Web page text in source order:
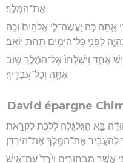
אֶת־הַמֶּֽלֶךְ׃
אָ֑תָּה כֹּ֣ה יַֽעֲשֶׂה־לִּ֤י אֱלֹהִים֙ וְכֹ֣ה
לְפָנַ֛י כָּל־הַיָּמִ֖ים תַּ֥חַת יוֹאָֽב׃
אֶחָ֑ד וַֽיִּשְׁלְחוּ֙ אֶל־הַמֶּ֔לֶךְ שׁ֥וּב
אַתָּ֖ה וְכָל־עֲבָדֶֽיךָ׃
David épargne
בָּ֣א הַגִּלְגָּ֗לָה לָלֶ֙כֶת֙ לִקְרַ֣את
אֶת־הַמֶּ֖לֶךְ אֶת־הַיַּרְדֵּֽן׃
אֲשֶׁ֖ר מִבַּֽחוּרִ֑ים וַיֵּ֙רֶד֙ עִם־אִ֣ישׁ